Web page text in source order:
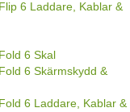
6 Laddare, Kablar &
6 Skal
6 Skärmskydd &
6 Laddare, Kablar &